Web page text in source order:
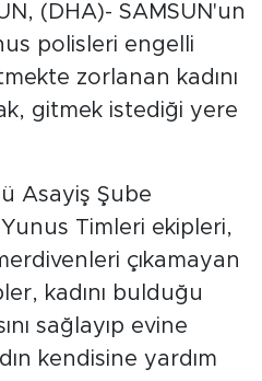
(DHA)- SAMSUN'un
polisleri engelli
zorlanan kadını
gitmek istediği yere
Asayiş Şube
Timleri ekipleri,
çıkamayan
kadını bulduğu
sağlayıp evine
kendisine yardım